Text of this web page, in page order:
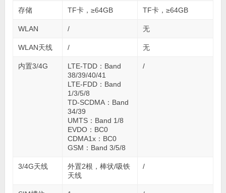
存储 TF卡，≥64GB TF卡，≥64GB
WLAN / 无
WLAN天线 / 无
内置3/4G
LTE-TDD：Band
38/39/40/41
LTE-FDD：Band
1/3/5/8
TD-SCDMA：Band
34/39
UMTS：Band 1/8
EVDO：BC0
CDMA1x：BC0
GSM：Band 3/5/8
/
3/4G天线
外置2根，棒状/吸铁
天线
/